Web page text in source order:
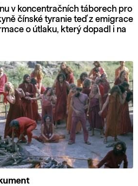
v koncentračních táborech pro
čínské tyranie teď z emigrace
o útlaku, který dopadl i na